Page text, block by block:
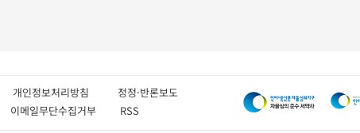
개인정보처리방침 정정·반론보도
이메일무단수집거부 RSS